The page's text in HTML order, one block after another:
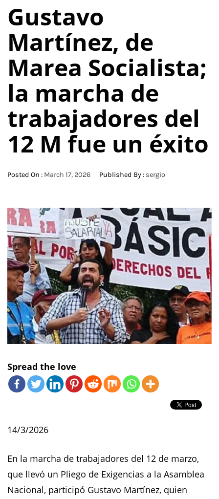
Gustavo
Martínez, de
Marea Socialista;
la marcha de
trabajadores del
12 M fue un éxito
Posted On : March 17, 2026 Published By : sergio
Spread the love
14/3/2026
En la marcha de trabajadores del 12 de marzo,
que llevó un Pliego de Exigencias a la Asamblea
Nacional, participó Gustavo Martínez, quien